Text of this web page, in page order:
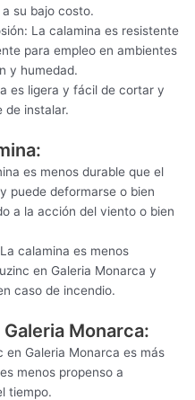
su bajo costo.
La calamina es resistente
para empleo en ambientes
y humedad.
es ligera y fácil de cortar y
de instalar.
es menos durable que el
puede deformarse o bien
a la acción del viento o bien
calamina es menos
en Galeria Monarca y
caso de incendio.
Monarca:
en Galeria Monarca es más
menos propenso a
tiempo.